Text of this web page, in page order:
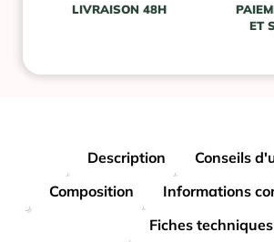
LIVRAISON 48H
ET
Description
Conseils
Composition
Informations
Fiches techniques